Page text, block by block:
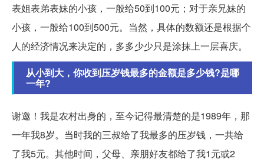
表姐表弟表妹的小孩，一般给50到100元；对于亲兄妹的
小孩，一般给100到500元。当然，具体的数额还是根据个
人的经济情况来决定的，多多少少只是涂抹上一层喜庆。
从小到大，你收到压岁钱最多的金额是多少钱?是哪
一年?
谢邀！我是农村出身的，至今记得最清楚的是1989年，那
一年我8岁。当时我的三叔给了我最多的压岁钱，一共给
了我5元。其他时间，父母、亲朋好友都给了我1元或2